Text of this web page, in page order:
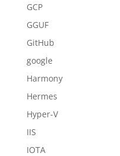
GCP
GGUF
GitHub
google
Harmony
Hermes
Hyper-V
IIS
IOTA